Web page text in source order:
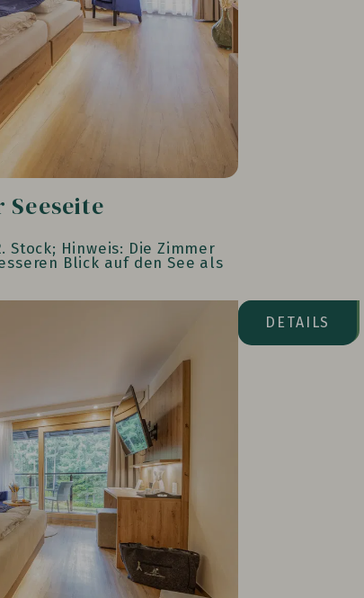
Stock; Hinweis: Die Zimmer
Blick auf den See als
DETAILS
Seeseite